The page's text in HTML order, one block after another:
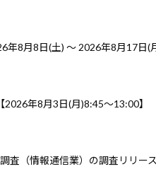
8月8日(土) ～ 2026年8月17日(月
年8月3日(月)8:45～13:00】
査（情報通信業）の調査リリー